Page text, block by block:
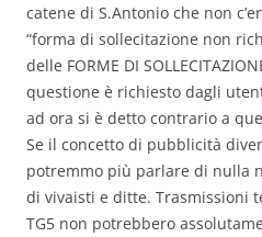
catene di S.Antonio che non
“forma di sollecitazione non
delle FORME DI
questione è richiesto dagli
ad ora si è detto contrario a
Se il concetto di pubblicità
potremmo più parlare di nulla
di vivaisti e ditte. Trasmissioni
TG5 non potrebbero